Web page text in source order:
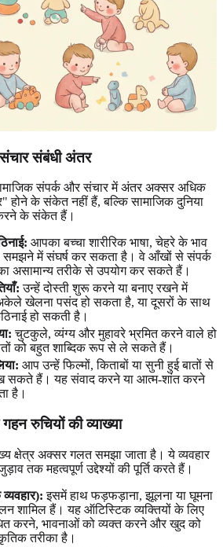
संबंधी अंतर
संपर्क और संचार में अंतर अक्सर अधिक
होने के संकेत नहीं हैं, बल्कि सामाजिक दुनिया
के संकेत हैं।
आपका बच्चा शारीरिक भाषा, चेहरे के भाव
में संघर्ष कर सकता है। वे आँखों से संपर्क
असामान्य तरीके से उपयोग कर सकते हैं।
उन्हें दोस्ती शुरू करने या बनाए रखने में
खेलना पसंद हो सकता है, या दूसरों के साथ
हो सकती है।
चुटकुले, व्यंग्य और मुहावरे भ्रमित करने वाले हो
को बहुत शाब्दिक रूप से ले सकते हैं।
आप उन्हें फिल्मों, किताबों या सुनी हुई बातों से
सकते हैं। यह संवाद करने या आत्म-शांत करने
है।
रुचियों की व्याख्या
क्षेत्र अक्सर गलत समझा जाता है। ये व्यवहार
तक महत्वपूर्ण उद्देश्यों की पूर्ति करते हैं।
इसमें हाथ फड़फड़ाना, झूलना या घूमना
शामिल हैं। यह ऑटिस्टिक व्यक्तियों के लिए
करने, भावनाओं को व्यक्त करने और खुद को
तरीका है।